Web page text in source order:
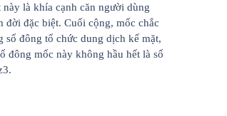
là khía cạnh căn người dùng
đời đặc biệt. Cuối cộng, mốc chắc
số đông tổ chức dung dịch kế mặt,
đông mốc này không hầu hết là số